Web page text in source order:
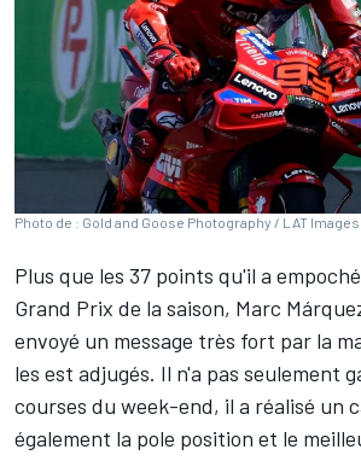
Photo de : Gold and Goose Photography / LAT
Plus que les 37 points qu'il a
Grand Prix de la saison, Marc
envoyé un message très fort par la
les est adjugés. Il n'a pas seulement
courses du week-end, il a réalisé un
également la pole position et le